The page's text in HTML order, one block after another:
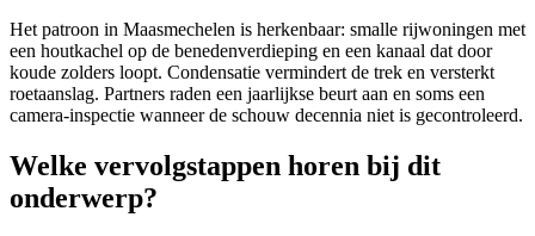
Het patroon in Maasmechelen is herkenbaar: smalle rijwoningen met
een houtkachel op de benedenverdieping en een kanaal dat door
koude zolders loopt. Condensatie vermindert de trek en versterkt
roetaanslag. Partners raden een jaarlijkse beurt aan en soms een
camera-inspectie wanneer de schouw decennia niet is gecontroleerd.
Welke vervolgstappen horen bij dit
onderwerp?